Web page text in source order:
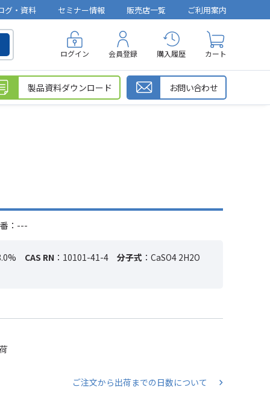
グ・資料 セミナー情報 販売店一覧 ご利用案内
ログイン 会員登録 購入履歴 カート
製品資料ダウンロード お問い合わせ
：---
CAS RN ：10101-41-4 分子式 ：CaSO4 2H2O
ご注文から出荷までの日数について